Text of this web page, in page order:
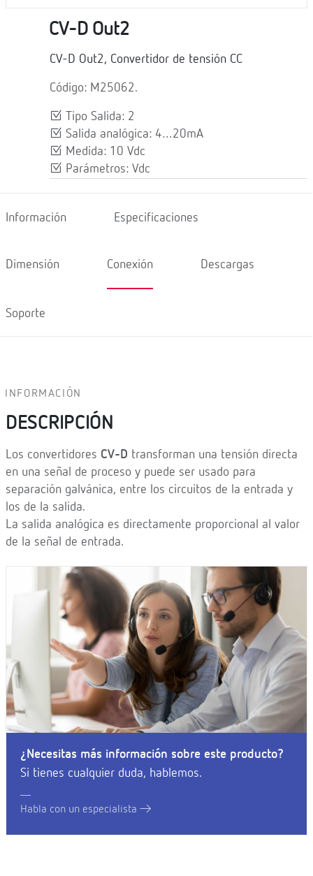
CV-D Out2
CV-D Out2, Convertidor de tensión CC
Código: M25062.
Tipo Salida: 2
Salida analógica: 4…20mA
Medida: 10 Vdc
Parámetros: Vdc
Información Especificaciones
Dimensión Conexión Descargas
Soporte
INFORMACIÓN
DESCRIPCIÓN
Los convertidores CV-D transforman una tensión directa
en una señal de proceso y puede ser usado para
separación galvánica, entre los circuitos de la entrada y
los de la salida.
La salida analógica es directamente proporcional al valor
de la señal de entrada.
¿Necesitas más información sobre este producto?
Si tienes cualquier duda, hablemos.
Habla con un especialista